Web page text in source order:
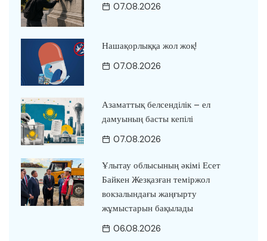
07.08.2026
Нашақорлыққа жол жоқ!
07.08.2026
Азаматтық белсенділік – ел
дамуының басты кепілі
07.08.2026
Ұлытау облысының әкімі Есет
Байкен Жезқазған теміржол
вокзалындағы жаңғырту
жұмыстарын бақылады
06.08.2026